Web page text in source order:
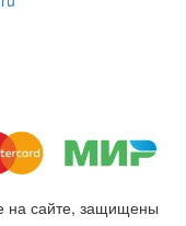
на сайте, защищены